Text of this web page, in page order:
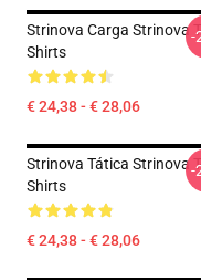
Strinova Carga Strinova
Shirts
€ 24,38 - € 28,06
-
Strinova Tática Strinova
Shirts
€ 24,38 - € 28,06
-